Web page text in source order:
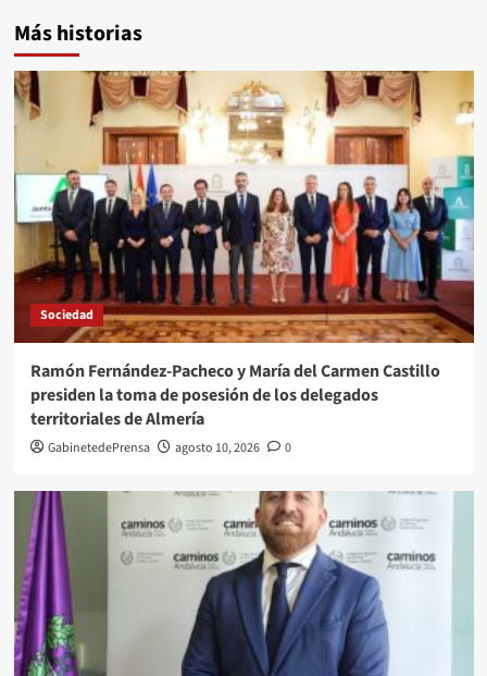
Más historias
Sociedad
Ramón Fernández-Pacheco y María del Carmen Castillo
presiden la toma de posesión de los delegados
territoriales de Almería
GabinetedePrensa agosto 10, 2026 0